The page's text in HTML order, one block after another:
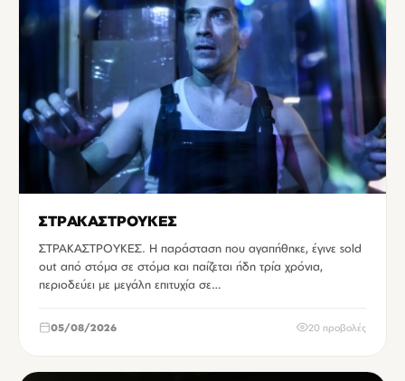
ΣΤΡΑΚΑΣΤΡΟΥΚΕΣ
ΣΤΡΑΚΑΣΤΡΟΥΚΕΣ. Η παράσταση που αγαπήθηκε, έγινε sold
out από στόμα σε στόμα και παίζεται ήδη τρία χρόνια,
περιοδεύει με μεγάλη επιτυχία σε…
05/08/2026 20 προβολές